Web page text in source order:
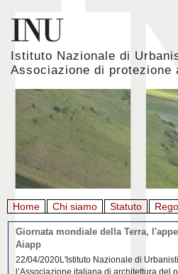
Istituto Nazionale di
Associazione di protezione
Home Chi siamo Statuto
Giornata mondiale della Terra,
Aiapp
22/04/2020L'Istituto Nazionale di
l’Associazione italiana di architettura del